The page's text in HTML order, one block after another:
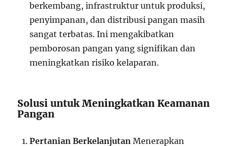
berkembang, infrastruktur untuk produksi,
penyimpanan, dan distribusi pangan masih
sangat terbatas. Ini mengakibatkan
pemborosan pangan yang signifikan dan
meningkatkan risiko kelaparan.
Solusi untuk Meningkatkan Keamanan
Pangan
Pertanian Berkelanjutan Menerapkan